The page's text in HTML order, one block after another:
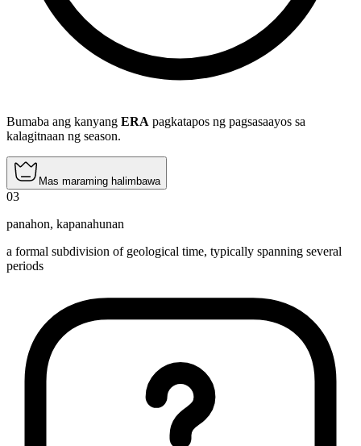
Bumaba ang kanyang ERA pagkatapos ng pagsasaayos sa
kalagitnaan ng season.
Mas maraming halimbawa
03
panahon, kapanahunan
a formal subdivision of geological time, typically spanning several
periods